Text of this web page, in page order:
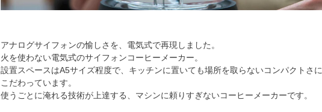
アナログサイフォンの愉しさを、電気式で再現しました。
火を使わない電気式のサイフォンコーヒーメーカー。
設置スペースはA5サイズ程度で、キッチンに置いても場所を取らないコンパクトさに
こだわっています。
使うごとに淹れる技術が上達する、マシンに頼りすぎないコーヒーメーカーです。